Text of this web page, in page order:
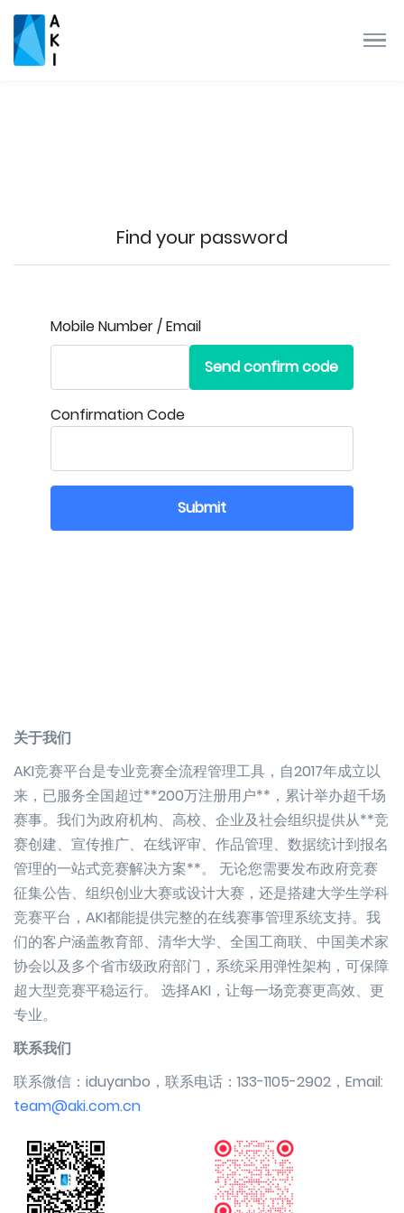
Find your password
Mobile Number / Email
Send confirm code
Confirmation Code
Submit
关于我们
AKI竞赛平台是专业竞赛全流程管理工具，自2017年成立以
来，已服务全国超过**200万注册用户**，累计举办超千场
赛事。我们为政府机构、高校、企业及社会组织提供从**竞
赛创建、宣传推广、在线评审、作品管理、数据统计到报名
管理的一站式竞赛解决方案**。 无论您需要发布政府竞赛
征集公告、组织创业大赛或设计大赛，还是搭建大学生学科
竞赛平台，AKI都能提供完整的在线赛事管理系统支持。我
们的客户涵盖教育部、清华大学、全国工商联、中国美术家
协会以及多个省市级政府部门，系统采用弹性架构，可保障
超大型竞赛平稳运行。 选择AKI，让每一场竞赛更高效、更
专业。
联系我们
联系微信：iduyanbo，联系电话：133-1105-2902，Email:
team@aki.com.cn